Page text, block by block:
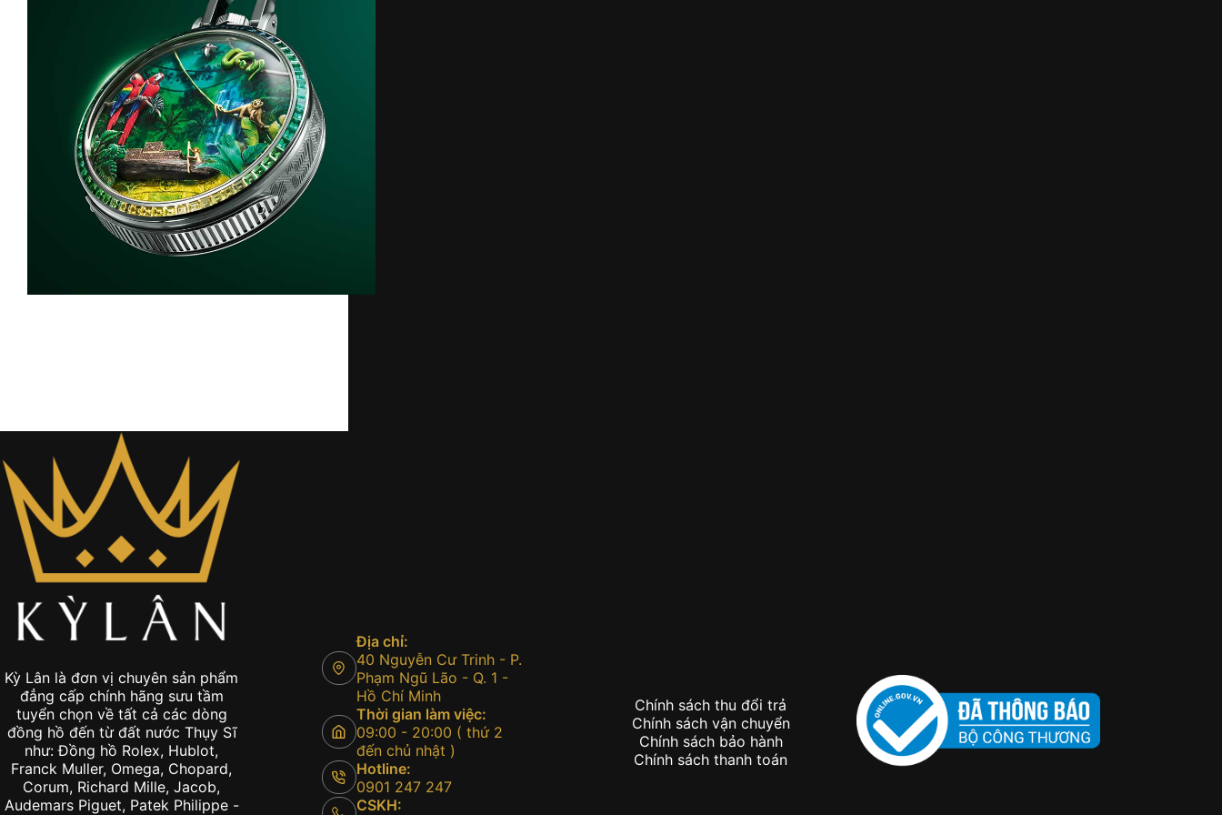
Kỳ Lân là đơn vị chuyên sản phẩm
đẳng cấp chính hãng sưu tầm
tuyển chọn về tất cả các dòng
đồng hồ đến từ đất nước Thụy Sĩ
như: Đồng hồ Rolex, Hublot,
Franck Muller, Omega, Chopard,
Corum, Richard Mille, Jacob,
Audemars Piguet, Patek Philippe -
Địa chỉ:
40 Nguyễn Cư Trinh - P.
Phạm Ngũ Lão - Q. 1 -
Hồ Chí Minh
Thời gian làm việc:
09:00 - 20:00 ( thứ 2
đến chủ nhật )
Hotline:
0901 247 247
CSKH:
Chính sách thu đổi trả
Chính sách vận chuyển
Chính sách bảo hành
Chính sách thanh toán